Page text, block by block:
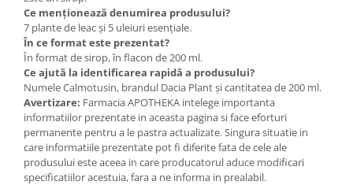
Ce menționează denumirea produsului?
7 plante de leac și 5 uleiuri esențiale.
În ce format este prezentat?
În format de sirop, în flacon de 200 ml.
Ce ajută la identificarea rapidă a produsului?
Numele Calmotusin, brandul Dacia Plant și cantitatea de 200 ml.
Avertizare: Farmacia APOTHEKA intelege importanta
informatiilor prezentate in aceasta pagina si face eforturi
permanente pentru a le pastra actualizate. Singura situatie in
care informatiile prezentate pot fi diferite fata de cele ale
produsului este aceea in care producatorul aduce modificari
specificatiilor acestuia, fara a ne informa in prealabil.